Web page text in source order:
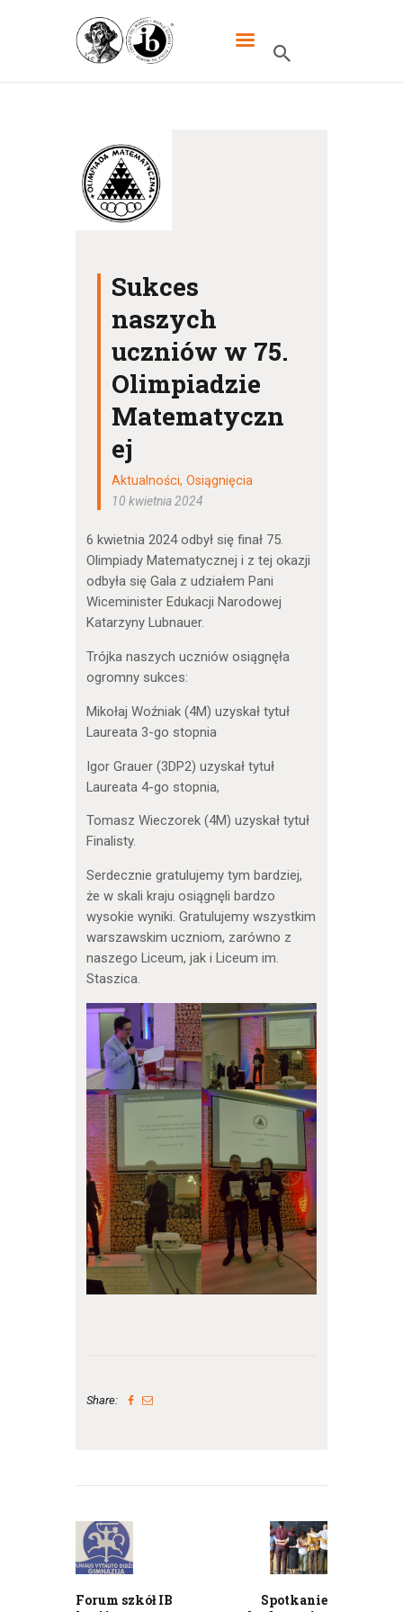
XXXIII LO DWUJĘZYCZNE IM.
MIKOŁAJA KOPERNIKA W
HOME
SZKOŁA
KANDYDACI
RODZICE
WYDARZENIA
KONTAKT
Sukces
naszych
uczniów w 75.
Olimpiadzie
Matematyczn
ej
Aktualności,Osiągnięcia
10 kwietnia 2024
6 kwietnia 2024 odbył się finał 75.
Olimpiady Matematycznej i z tej okazji
odbyła się Gala z udziałem Pani
Wiceminister Edukacji Narodowej
Katarzyny Lubnauer.
Trójka naszych uczniów osiągnęła
ogromny sukces:
Mikołaj Woźniak (4M) uzyskał tytuł
Laureata 3-go stopnia
Igor Grauer (3DP2) uzyskał tytuł
Laureata 4-go stopnia,
Tomasz Wieczorek (4M) uzyskał tytuł
Finalisty.
Serdecznie gratulujemy tym bardziej,
że w skali kraju osiągnęli bardzo
wysokie wyniki. Gratulujemy wszystkim
warszawskim uczniom, zarówno z
naszego Liceum, jak i Liceum im.
Staszica.
Share:
wpisu
Forum szkół IB
Spotkanie